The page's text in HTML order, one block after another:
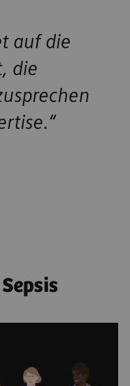
auf die
die